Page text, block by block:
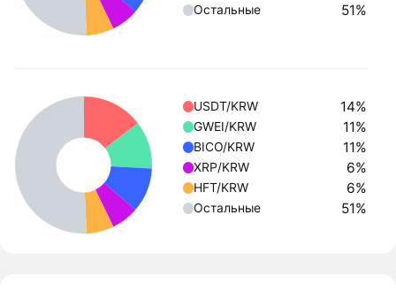
Остальные 51%
USDT/KRW 14%
GWEI/KRW 11%
BICO/KRW 11%
XRP/KRW 6%
HFT/KRW 6%
Остальные 51%